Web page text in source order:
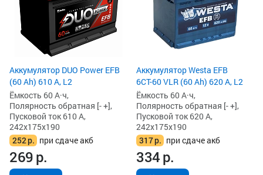
Аккумулятор DUO Power EFB
(60 Ah) 610 А, L2
Ёмкость 60 А·ч,
Полярность обратная [- +],
Пусковой ток 610 А,
242x175x190
252р. при сдаче акб
269р.
Аккумулятор Westa EFB
6СТ-60 VLR (60 Ah) 620 А, L2
Ёмкость 60 А·ч,
Полярность обратная [- +],
Пусковой ток 620 А,
242x175x190
317р. при сдаче акб
334р.